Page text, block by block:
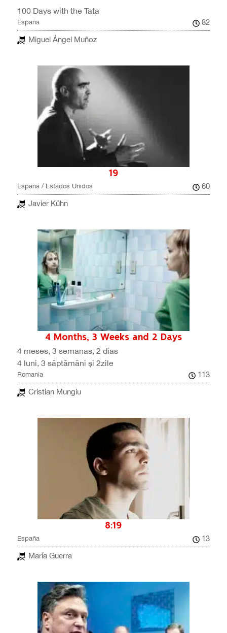
100 Days with the Tata
España
82
Miguel Ángel Muñoz
19
España / Estados Unidos
60
Javier Kühn
4 Months, 3 Weeks and 2 Days
4 meses, 3 semanas, 2 días
4 luni, 3 săptămâni și 2zile
Romania
113
Cristian Mungiu
8:19
España
13
María Guerra